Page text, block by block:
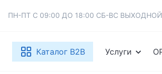
ПН-ПТ С 09:00 ДО 18:00 СБ-ВС ВЫХОДНОЙ
Каталог B2B Услуги